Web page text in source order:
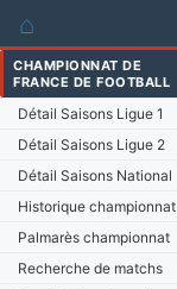
⌂
CHAMPIONNAT DE
FRANCE DE FOOTBALL
Détail Saisons Ligue 1
Détail Saisons Ligue 2
Détail Saisons National
Historique championnat
Palmarès championnat
Recherche de matchs